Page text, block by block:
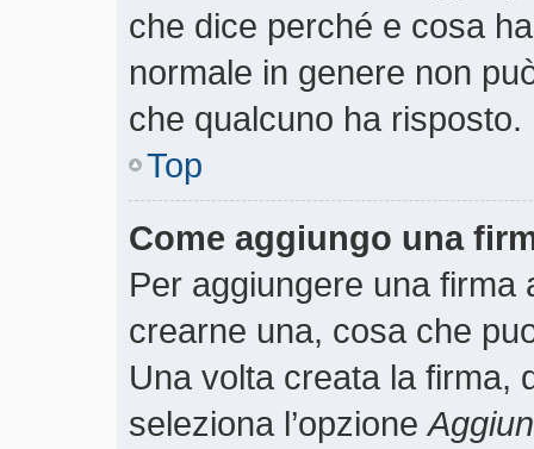
che dice perché e cosa
normale in genere non
che qualcuno ha risposto.
Top
Come aggiungo una
Per aggiungere una
crearne una, cosa che
Una volta creata la firma,
seleziona l’opzione